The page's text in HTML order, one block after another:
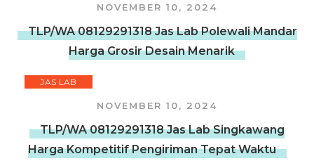
NOVEMBER 10, 2024
TLP/WA 08129291318 Jas Lab Polewali Mandar
Harga Grosir Desain Menarik
JAS LAB
NOVEMBER 10, 2024
TLP/WA 08129291318 Jas Lab Singkawang
Harga Kompetitif Pengiriman Tepat Waktu